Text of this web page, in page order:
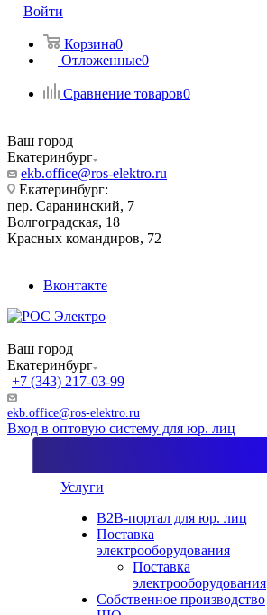
Войти
Корзина0
Отложенные0
Сравнение товаров0
Ваш город
Екатеринбург
ekb.office@ros-elektro.ru
Екатеринбург:
пер. Саранинский, 7
Волгоградская, 18
Красных командиров, 72
Вконтакте
Ваш город
Екатеринбург
+7 (343) 217-03-99
ekb.office@ros-elektro.ru
Вход в оптовую систему для юр. лиц
Услуги
B2B-портал для юр. лиц
Поставка
электрооборудования
Поставка
электрооборудования
Собственное производство